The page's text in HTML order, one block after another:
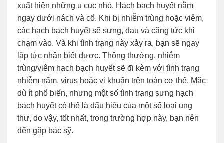
xuất hiện những u cục nhỏ. Hạch bạch huyết nằm
ngay dưới nách và cổ. Khi bị nhiễm trùng hoặc viêm,
các hạch bạch huyết sẽ sưng, đau và căng tức khi
chạm vào. Và khi tình trạng này xảy ra, bạn sẽ ngay
lập tức nhận biết được. Thông thường, nhiễm
trùng/viêm hạch bạch huyết sẽ đi kèm với tình trạng
nhiễm nấm, virus hoặc vi khuẩn trên toàn cơ thể. Mặc
dù ít phổ biến, nhưng một số tình trạng sưng hạch
bạch huyết có thể là dấu hiệu của một số loại ung
thư, do vậy, tốt nhất, trong trường hợp này, bạn nên
đến gặp bác sỹ.